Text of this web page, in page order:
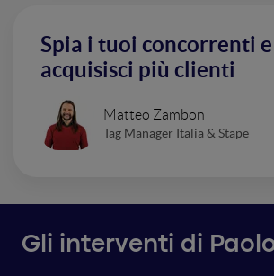
Spia i tuoi concorrenti e
acquisisci più clienti
Matteo Zambon
Tag Manager Italia & Stape
Gli interventi di